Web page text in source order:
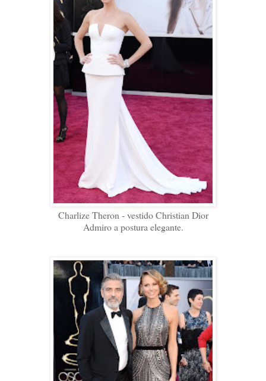
Charlize Theron - vestido Christian Dior
Admiro a postura elegante.